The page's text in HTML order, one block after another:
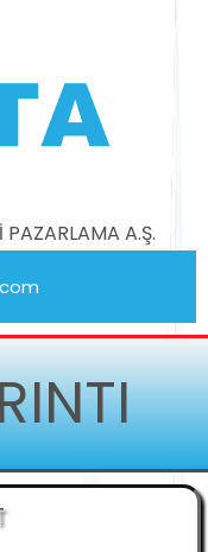
PAZARLAMA A.Ş.